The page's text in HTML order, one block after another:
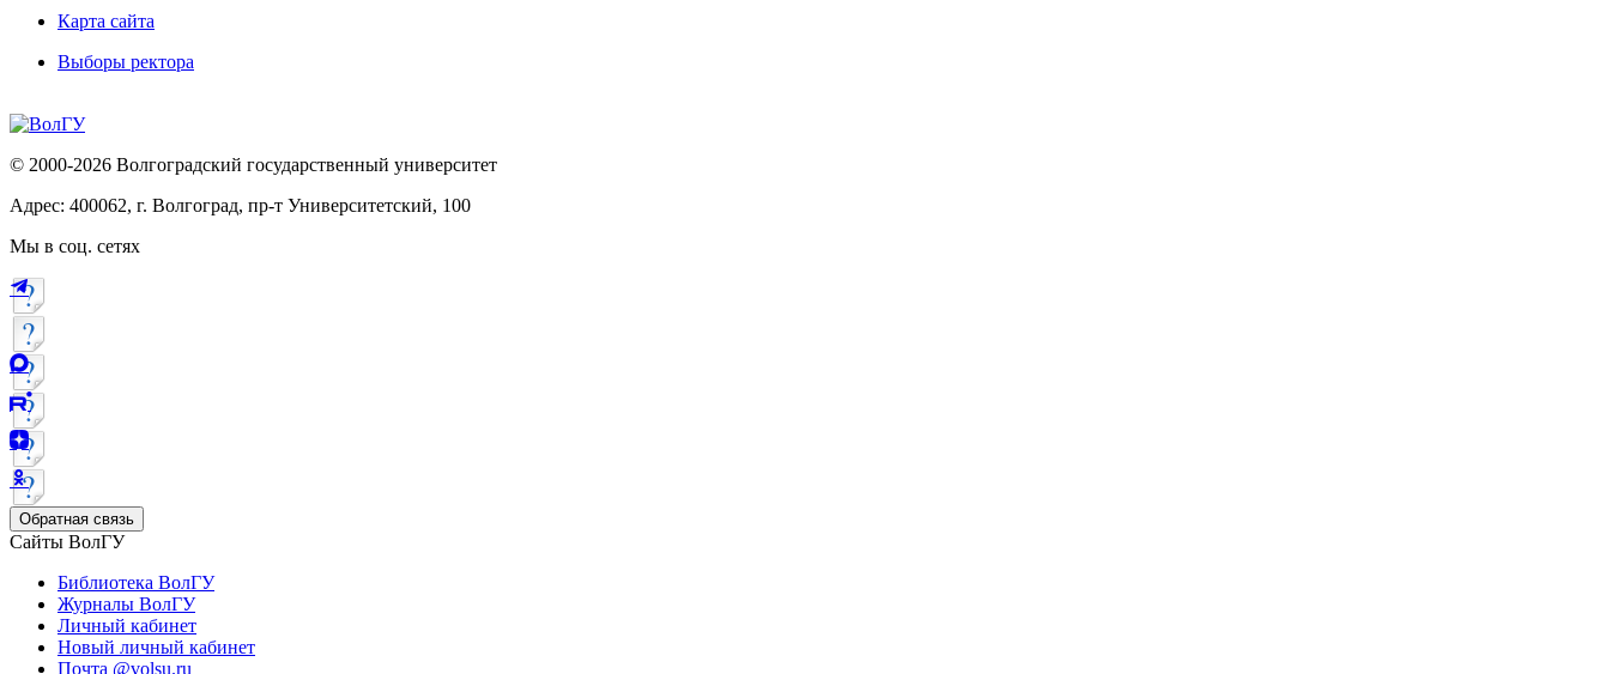
Карта сайта
Выборы ректора
© 2000-2026 Волгоградский государственный университет
Адрес: 400062, г. Волгоград, пр-т Университетский, 100
Мы в соц. сетях
Обратная связь
Сайты ВолГУ
Библиотека ВолГУ
Журналы ВолГУ
Личный кабинет
Новый личный кабинет
Почта @volsu.ru